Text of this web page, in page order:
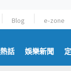
Blog e-zone
話 娛樂新聞